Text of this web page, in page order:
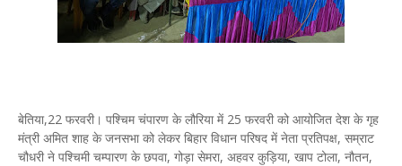
बेतिया,22 फरवरी। पश्चिम चंपारण के लौरिया में 25 फरवरी को आयोजित देश के गृह
मंत्री अमित शाह के जनसभा को लेकर बिहार विधान परिषद में नेता प्रतिपक्ष, सम्राट
चौधरी ने पश्चिमी चम्पारण के छपवा, गोड़ा सेमरा, अहवर कुड़िया, खाप टोला, नौतन,